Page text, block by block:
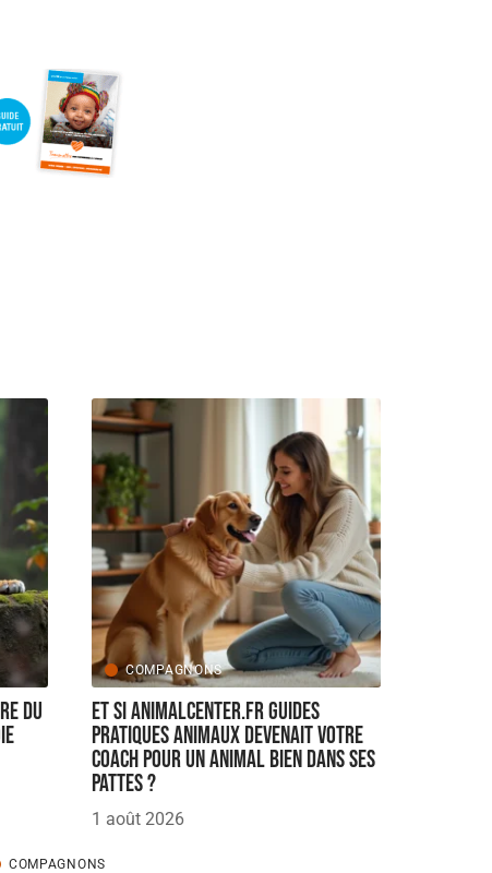
du
COMPAGNONS
Et si Animalcenter.fr guides
pratiques animaux devenait votre
coach pour un animal bien dans ses
pattes ?
1 août 2026
COMPAGNONS